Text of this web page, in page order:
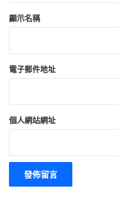
顯示名稱
電子郵件地址
個人網站網址